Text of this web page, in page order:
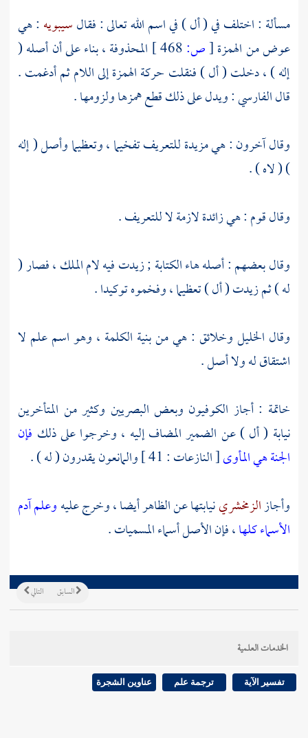
مسألة : اختلف في ( أل ) في اسم الله تعالى : فقالسيبويه : هي
عوض من الهمزة[ص:
المحذوفة ، بناء على أن أصله (
إله ) ، دخلت ( أل ) فنقلت حركة الهمزة إلى اللام ثم أدغمت .
قالالفارسي: ويدل على ذلك قطع همزها ولزومها .
وقال آخرون : هي مزيدة للتعريف تفخيما ، وتعظيما وأصل ( إله
) ( لاه ) .
وقال قوم : هي زائدة لازمة لا للتعريف .
وقال بعضهم : أصله هاء الكتابة ; زيدت فيه لام الملك ، فصار (
له ) ثم زيدت ( أل ) تعظيما ، وفخموه توكيدا .
وقال الخليلوخلائق : هي من بنية الكلمة ، وهو اسم علم لا
اشتقاق له ولا أصل .
خاتمة : أجاز الكوفيون وبعض البصريين وكثير من المتأخرين
نيابة ( أل ) عن الضمير المضاف إليه ، وخرجوا على ذلك فإن
الجنة هي المأوى[ النازعات : 41 ] والمانعون يقدرون ( له ) .
وأجازالزمخشرينيابتها عن الظاهر أيضا ، وخرج عليهوعلم آدم
الأسماء كلها، فإن الأصل أسماء المسميات .
التالي السابق
الخدمات العلمية
تفسير الآية ترجمة علم عناوين الشجرة